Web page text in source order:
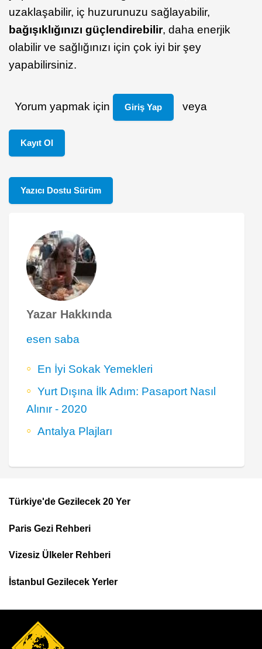
uzaklaşabilir, iç huzurunuzu sağlayabilir,
bağışıklığınızı güçlendirebilir, daha enerjik
olabilir ve sağlığınızı için çok iyi bir şey
yapabilirsiniz.
Yorum yapmak için Giriş Yap veya
Kayıt Ol
Yazıcı Dostu Sürüm
Yazar Hakkında
esen saba
En İyi Sokak Yemekleri
Yurt Dışına İlk Adım: Pasaport Nasıl
Alınır - 2020
Antalya Plajları
Top
Menu
Türkiye'de Gezilecek 20 Yer
Paris Gezi Rehberi
Vizesiz Ülkeler Rehberi
İstanbul Gezilecek Yerler